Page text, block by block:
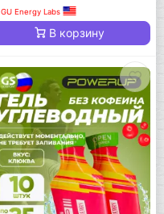
GU Energy Labs
В корзину